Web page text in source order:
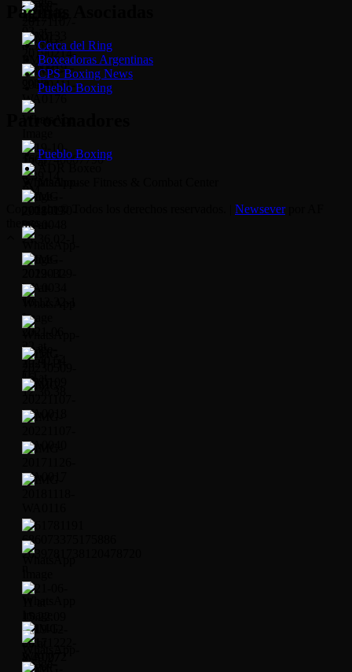
Páginas Asociadas
Cerca del Ring
Boxeadoras Argentinas
CPS Boxing News
Pueblo Boxing
Pueblo Boxing
Newseverpor AF
themes.